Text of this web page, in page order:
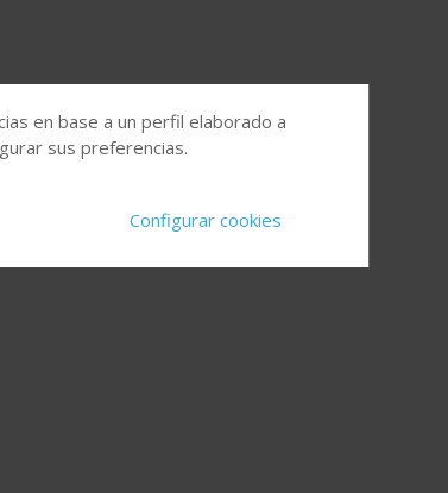
en base a un perfil elaborado a
sus preferencias.
Configurar cookies